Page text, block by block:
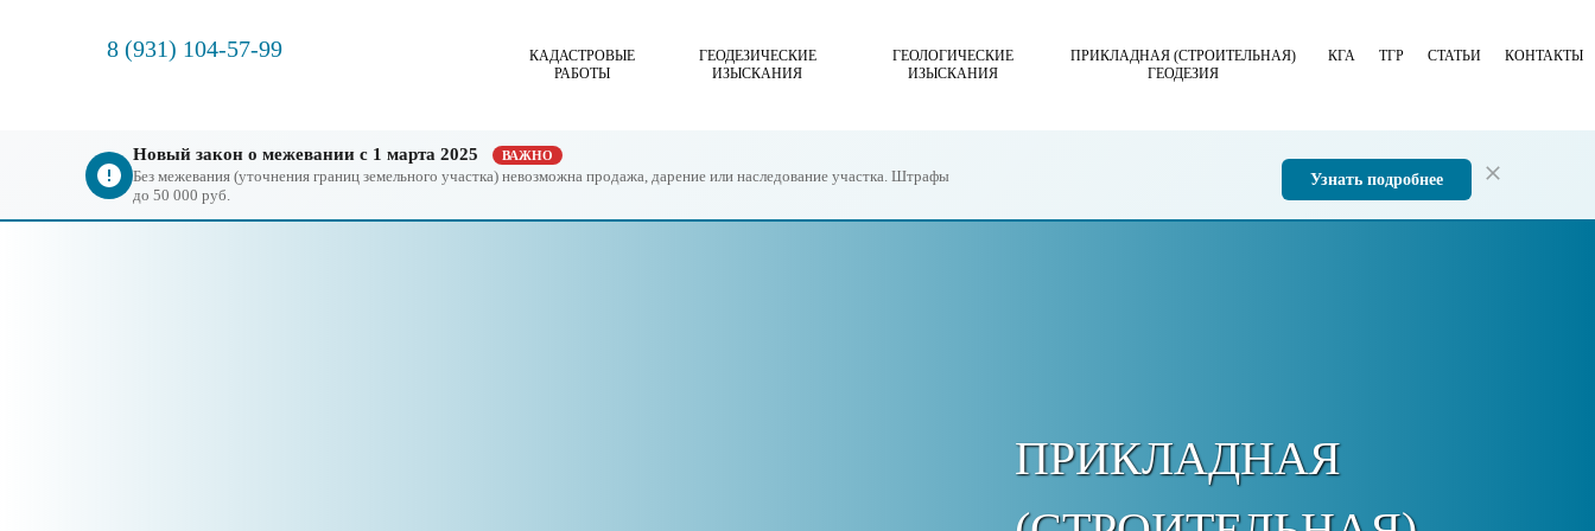
8 (931) 104-57-99
КАДАСТРОВЫЕ
РАБОТЫ
ГЕОДЕЗИЧЕСКИЕ
ИЗЫСКАНИЯ
ГЕОЛОГИЧЕСКИЕ
ИЗЫСКАНИЯ
ПРИКЛАДНАЯ (СТРОИТЕЛЬНАЯ)
ГЕОДЕЗИЯ
КГА ТГР СТАТЬИ КОНТАКТЫ
Новый закон о межевании с 1 марта 2025 ВАЖНО
Без межевания (уточнения границ земельного участка) невозможна продажа, дарение или наследование участка. Штрафы
до 50 000 руб.
Узнать подробнее
ПРИКЛАДНАЯ